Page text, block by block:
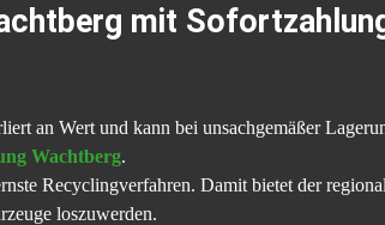
mit
an Wert und kann bei unsachgemäßer
Wachtberg.
Recyclingverfahren. Damit bietet der
loszuwerden.